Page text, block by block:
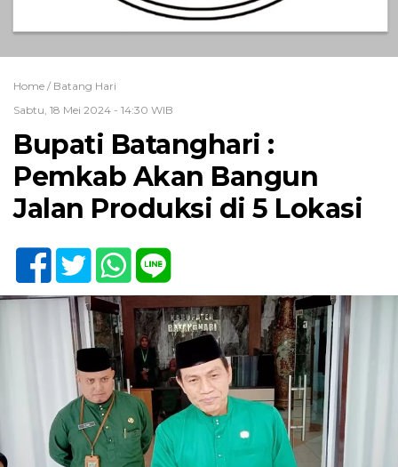
Home / Batang Hari
Sabtu, 18 Mei 2024 - 14:30 WIB
Bupati Batanghari :
Pemkab Akan Bangun
Jalan Produksi di 5 Lokasi